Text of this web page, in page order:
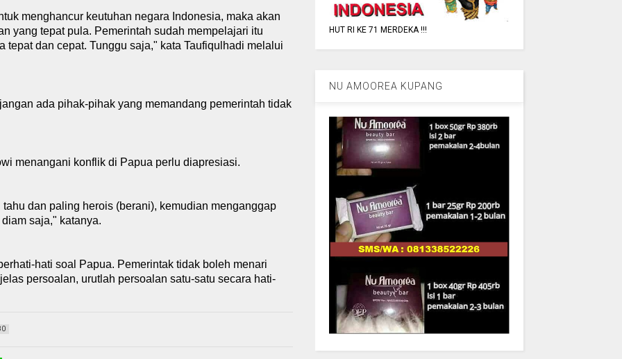
menghancur keutuhan negara Indonesia, maka akan
yang tepat pula. Pemerintah sudah mempelajari itu
tepat dan cepat. Tunggu saja," kata Taufiqulhadi melalui
ada pihak-pihak yang memandang pemerintah tidak
menangani konflik di Papua perlu diapresiasi.
dan paling herois (berani), kemudian menganggap
saja," katanya.
hati soal Papua. Pemerintak tidak boleh menari
persoalan, urutlah persoalan satu-satu secara hati-
HUT RI KE 71 MERDEKA !!!
NU AMOOREA KUPANG